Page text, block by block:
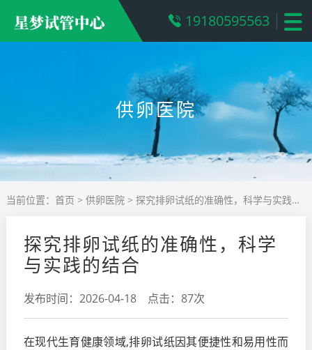
19180595563
供卵医院
当前位置： 首页 > 供卵医院> 探究排卵试纸的准确性，科学与实践的结合
探究排卵试纸的准确性，科学
与实践的结合
发布时间：2026-04-18 点击：87次
在现代生育健康领域,排卵试纸因其便捷性和易用性而